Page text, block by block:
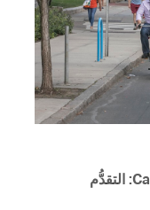
سلامة ركوب الدراجات في Cambridge: التقدُّم